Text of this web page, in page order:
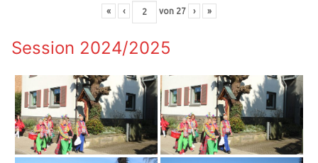
« ‹ von 27 › »
Session 2024/2025